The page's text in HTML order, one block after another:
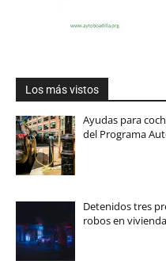
Los más vistos
Ayudas para
del Programa
Detenidos tres
robos en